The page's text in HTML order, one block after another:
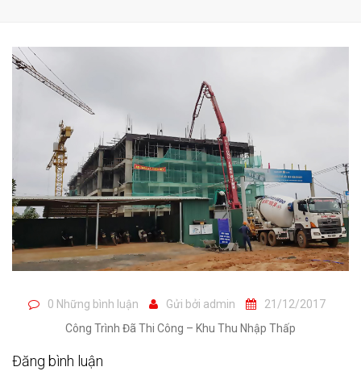
0 Những bình luận Gửi bởi admin
21/12/2017
Công Trình Đã Thi Công – Khu Thu Nhập Thấp
Đăng bình luận